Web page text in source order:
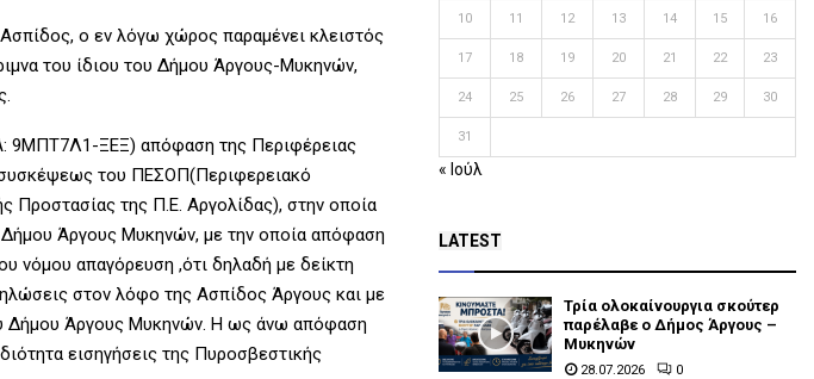
ο εν λόγω χώρος παραμένει κλειστός
του ίδιου του Δήμου Άργους-Μυκηνών,
9ΜΠΤ7Λ1-ΞΕΞ) απόφαση της Περιφέρειας
του ΠΕΣΟΠ(Περιφερειακό
Προστασίας της Π.Ε. Αργολίδας), στην οποία
Άργους Μυκηνών, με την οποία απόφαση
νόμου απαγόρευση ,ότι δηλαδή με δείκτη
στον λόφο της Ασπίδος Άργους και με
Δήμου Άργους Μυκηνών. Η ως άνω απόφαση
εισηγήσεις της Πυροσβεστικής
10 11 12 13 14 15 16
17 18 19 20 21 22 23
24 25 26 27 28 29 30
31
« Ιούλ
LATEST
Τρία ολοκαίνουργια σκούτερ
παρέλαβε o Δήμος Άργους –
Μυκηνών
28.07.2026 0